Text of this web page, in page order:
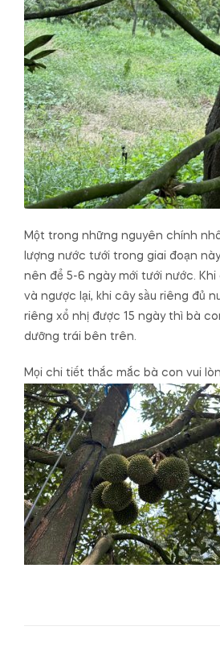
Một trong những nguyên chính
lượng nước tưới trong giai đoạn
nên để 5-6 ngày mới tưới nước.
và ngược lại, khi cây sầu riêng đủ
riêng xổ nhị được 15 ngày thì bà
dưỡng trái bên trên.
Mọi chi tiết thắc mắc bà con vui